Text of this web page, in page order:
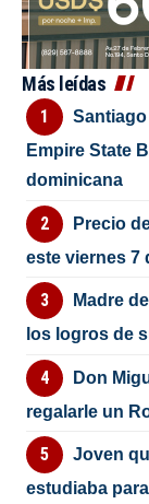
Más leídas
Empire State
dominicana
Precio
este viernes 7
Madre
los logros de
Don
regalarle un
Joven
estudiaba